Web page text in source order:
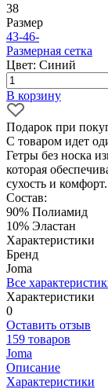
38
Размер
43-46-
Размерная сетка
Цвет: Синий
В корзину
Подарок при
С товаром идет
Гетры без носка
которая
сухость и комфорт.
Состав:
90% Полиамид
10% Эластан
Характеристики
Бренд
Joma
Все
Характеристики
0
Оставить отзыв
159 товаров
Joma
Описание
Характеристики